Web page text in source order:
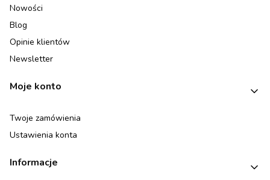
Nowości
Blog
Opinie klientów
Newsletter
Moje konto
Twoje zamówienia
Ustawienia konta
Informacje